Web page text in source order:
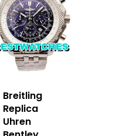
Breitling
Replica
Uhren